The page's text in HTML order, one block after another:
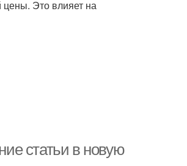
цены. Это влияет на
статьи в новую